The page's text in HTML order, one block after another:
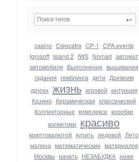
casino Cleocatra CP-1
CPA.events
Igrosoft Island 2 IWS Nomad автомат
автомобиля Выполнение вышивания
гадания гемблинга дети Древним
других жизнь игровой интуиция
Казино Керамическая классический
Коллекторные комплексе коробки
косметики красиво
криптовалютой купить ледовой Лето
малина математические материалов
Москвы начать НЕЗАБУДКА ниже